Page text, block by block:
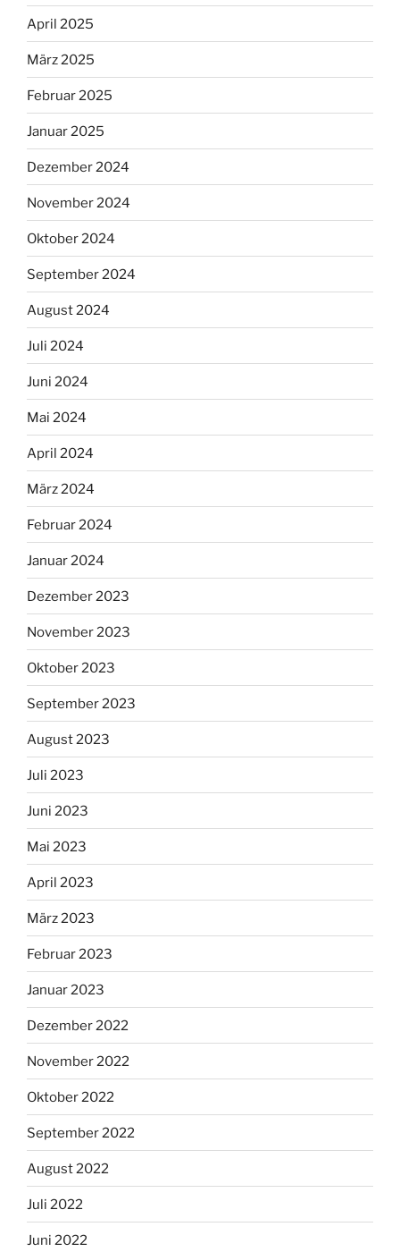
April 2025
März 2025
Februar 2025
Januar 2025
Dezember 2024
November 2024
Oktober 2024
September 2024
August 2024
Juli 2024
Juni 2024
Mai 2024
April 2024
März 2024
Februar 2024
Januar 2024
Dezember 2023
November 2023
Oktober 2023
September 2023
August 2023
Juli 2023
Juni 2023
Mai 2023
April 2023
März 2023
Februar 2023
Januar 2023
Dezember 2022
November 2022
Oktober 2022
September 2022
August 2022
Juli 2022
Juni 2022